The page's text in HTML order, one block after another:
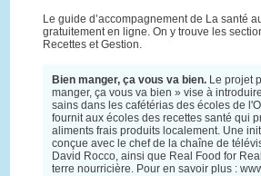
Le guide d’accompagnement de La santé
gratuitement en ligne. On y trouve les
Recettes et Gestion.
Bien manger, ça vous va bien. Le projet
manger, ça vous va bien » vise à
sains dans les cafétérias des écoles de
fournit aux écoles des recettes santé qui
aliments frais produits localement. Une
conçue avec le chef de la chaîne de
David Rocco, ainsi que Real Food for
terre nourricière. Pour en savoir plus :